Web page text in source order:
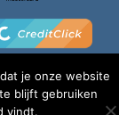
je onze website
blijft gebruiken
vindt.